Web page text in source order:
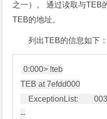
之一）。 通过读取与TEB
TEB的地址。
列出TEB的信息如下：
0:000> !teb
TEB at 7efdd000
--